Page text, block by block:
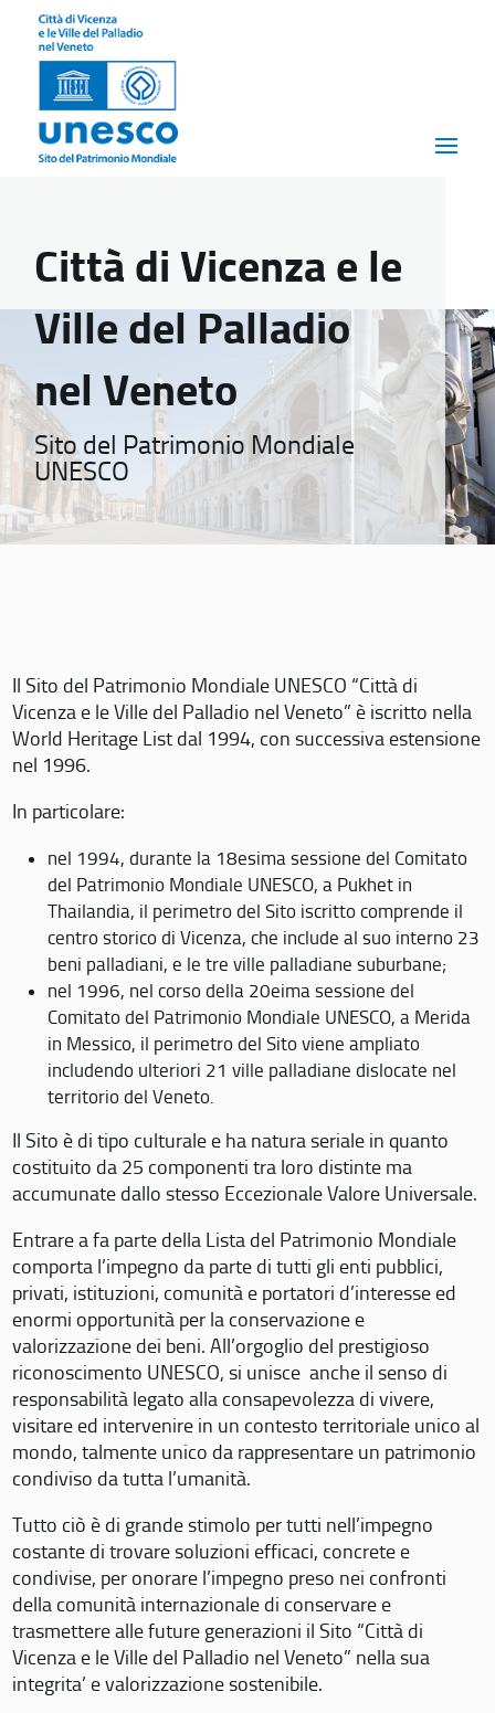
Città di Vicenza e le
Ville del Palladio
nel Veneto
Sito del Patrimonio Mondiale
UNESCO
Il Sito del Patrimonio Mondiale UNESCO “Città di
Vicenza e le Ville del Palladio nel Veneto” è iscritto nella
World Heritage List dal 1994, con successiva estensione
nel 1996.
In particolare:
nel 1994, durante la 18esima sessione del Comitato
del Patrimonio Mondiale UNESCO, a Pukhet in
Thailandia, il perimetro del Sito iscritto comprende il
centro storico di Vicenza, che include al suo interno 23
beni palladiani, e le tre ville palladiane suburbane;
nel 1996, nel corso della 20eima sessione del
Comitato del Patrimonio Mondiale UNESCO, a Merida
in Messico, il perimetro del Sito viene ampliato
includendo ulteriori 21 ville palladiane dislocate nel
territorio del Veneto.
Il Sito è di tipo culturale e ha natura seriale in quanto
costituito da 25 componenti tra loro distinte ma
accumunate dallo stesso Eccezionale Valore Universale.
Entrare a fa parte della Lista del Patrimonio Mondiale
comporta l’impegno da parte di tutti gli enti pubblici,
privati, istituzioni, comunità e portatori d’interesse ed
enormi opportunità per la conservazione e
valorizzazione dei beni. All’orgoglio del prestigioso
riconoscimento UNESCO, si unisce anche il senso di
responsabilità legato alla consapevolezza di vivere,
visitare ed intervenire in un contesto territoriale unico al
mondo, talmente unico da rappresentare un patrimonio
condiviso da tutta l’umanità.
Tutto ciò è di grande stimolo per tutti nell’impegno
costante di trovare soluzioni efficaci, concrete e
condivise, per onorare l’impegno preso nei confronti
della comunità internazionale di conservare e
trasmettere alle future generazioni il Sito “Città di
Vicenza e le Ville del Palladio nel Veneto” nella sua
integrita’ e valorizzazione sostenibile.